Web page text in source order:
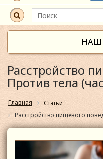
Расстройство
Против тела
Главная
Статьи
Расстройство пищевого